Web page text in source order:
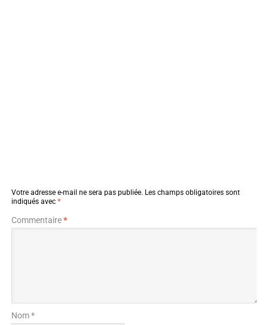
Votre adresse e-mail ne sera pas publiée. Les champs obligatoires sont
indiqués avec *
Commentaire*
Nom *